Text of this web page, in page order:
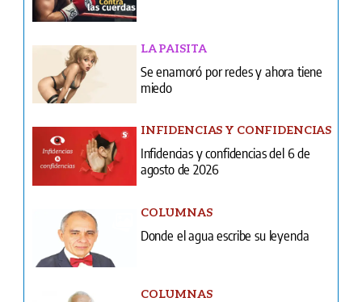
LA PAISITA
Se enamoró por redes y ahora tiene
miedo
INFIDENCIAS Y CONFIDENCIAS
Infidencias y confidencias del 6 de
agosto de 2026
COLUMNAS
Donde el agua escribe su leyenda
COLUMNAS